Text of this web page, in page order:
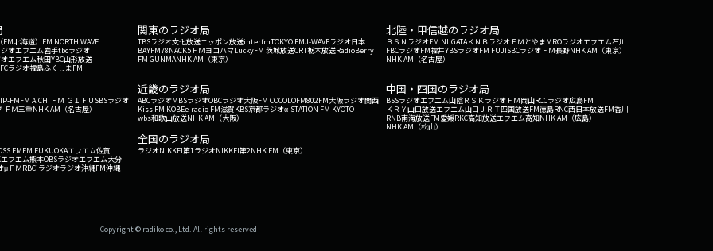
北海道） FM NORTH WAVE
オエフエム岩手tbcラジオ
エフエム秋田YBC山形放送
ラジオ福島ふくしまFM
関東のラジオ局
TBSラジオ文化放送ニッポン放送interfmTOKYO FMJ-WAVEラジオ日本
BAYFM78NACK5 ＦＭヨコハマLuckyFM 茨城放送CRT栃木放送RadioBerry
FM GUNMANHK AM（東京）
北陸・甲信越のラジオ局
ＢＳＮラジオFM NIIGATAＫＮＢラジオ ＦＭとやまMROラジオエフエム石川
FBCラジオFM福井YBSラジオFM FUJISBCラジオ ＦＭ長野NHK AM（東京）
NHK AM（名古屋）
FMFM AICHI ＦＭ ＧＩＦＵ SBSラジオ
ＦＭ三重NHK AM（名古屋）
近畿のラジオ局
ABCラジオMBSラジオOBCラジオ大阪FM COCOLOFM802FM大阪ラジオ関西
Kiss FM KOBEe-radio FM滋賀KBS京都ラジオα-STATION FM KYOTO
wbs和歌山放送NHK AM（大阪）
中国・四国のラジオ局
BSSラジオエフエム山陰ＲＳＫラジオ ＦＭ岡山RCCラジオ広島FM
ＫＲＹ山口放送エフエム山口 ＪＲＴ四国放送FM徳島RNC西日本放送FM香川
RNB南海放送FM愛媛RKC高知放送エフエム高知NHK AM（広島）
NHK AM（松山）
FMFM FUKUOKAエフエム佐賀
フエム熊本OBSラジオエフエム大分
μＦＭRBCiラジオラジオ沖縄FM沖縄
全国のラジオ局
ラジオNIKKEI第1ラジオNIKKEI第2NHK FM（東京）
Copyright © radiko co., Ltd. All rights reserved